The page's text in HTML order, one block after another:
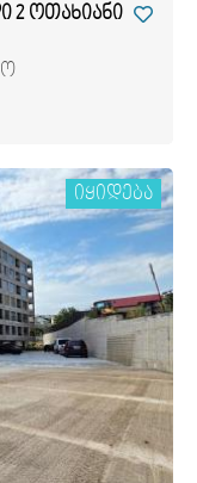
2 ოთახიანი
იყიდება